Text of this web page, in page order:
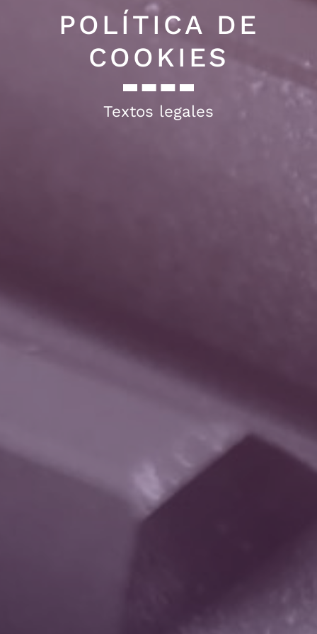
POLÍTICA DE
COOKIES
Textos legales